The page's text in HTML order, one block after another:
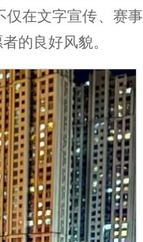
在文字宣传、赛
的良好风貌。